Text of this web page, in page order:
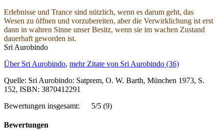
Erlebnisse und Trance sind nützlich, wenn es darum geht, das
Wesen zu öffnen und vorzubereiten, aber die Verwirklichung ist erst
dann in wahren Sinne unser Besitz, wenn sie im wachen Zustand
dauerhaft geworden ist.
Sri Aurobindo
Über Sri Aurobindo, mehr Zitate von Sri Aurobindo (36)
Quelle: Sri Aurobindo: Satprem, O. W. Barth, München 1973, S.
152, ISBN: 3870412291
Bewertungen insgesamt:
5/5 (9)
Bewertungen